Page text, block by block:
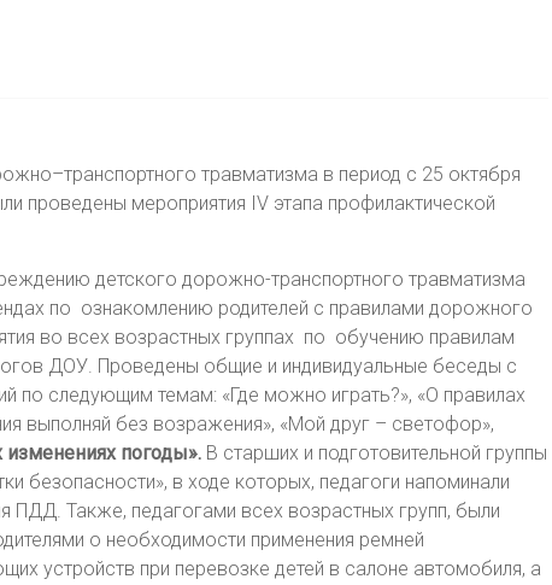
травматизма в период с 25 октября
проведены мероприятия IV этапа профилактической
детского дорожно-транспортного травматизма
по ознакомлению родителей с правилами дорожного
во всех возрастных группах по обучению правилам
ДОУ. Проведены общие и индивидуальные беседы с
по следующим темам: «Где можно играть?», «О правилах
выполняй без возражения», «Мой друг – светофор»,
погоды». В старших и подготовительной группы
безопасности», в ходе которых, педагоги напоминали
ПДД. Также, педагогами всех возрастных групп, были
о необходимости применения ремней
устройств при перевозке детей в салоне автомобиля, а